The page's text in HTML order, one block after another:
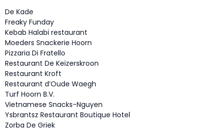
De Kade
Freaky Funday
Kebab Halabi restaurant
Moeders Snackerie Hoorn
Pizzaria Di Fratello
Restaurant De Keizerskroon
Restaurant Kroft
Restaurant d’Oude Waegh
Turf Hoorn B.V.
Vietnamese Snacks-Nguyen
Ysbrantsz Restaurant Boutique Hotel
Zorba De Griek